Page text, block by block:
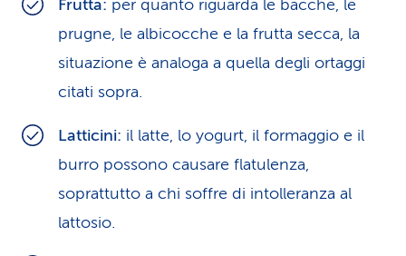
Frutta: per quanto riguarda le bacche, le
prugne, le albicocche e la frutta secca, la
situazione è analoga a quella degli ortaggi
citati sopra.
Latticini: il latte, lo yogurt, il formaggio e il
burro possono causare flatulenza,
soprattutto a chi soffre di intolleranza al
lattosio.